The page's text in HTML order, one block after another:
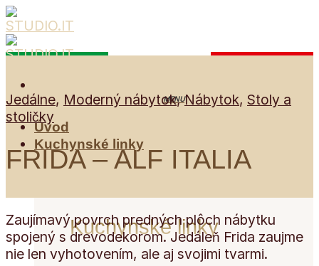
Skip
to
content
Úvod
Kuchynské linky
Kuchynské linky
Jedálne, Moderný nábytok,Nábytok, Stoly a
stoličky
FRIDA – ALF ITALIA
Zaujímavý povrch predných plôch nábytku
spojený s drevodekorom. Jedáleň Frida zaujme
nie len vyhotovením, ale aj svojimi tvarmi.